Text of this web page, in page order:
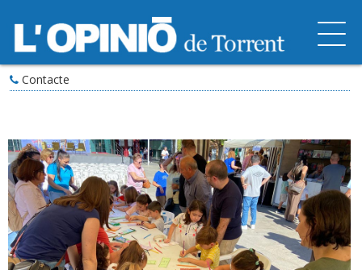
Contacte